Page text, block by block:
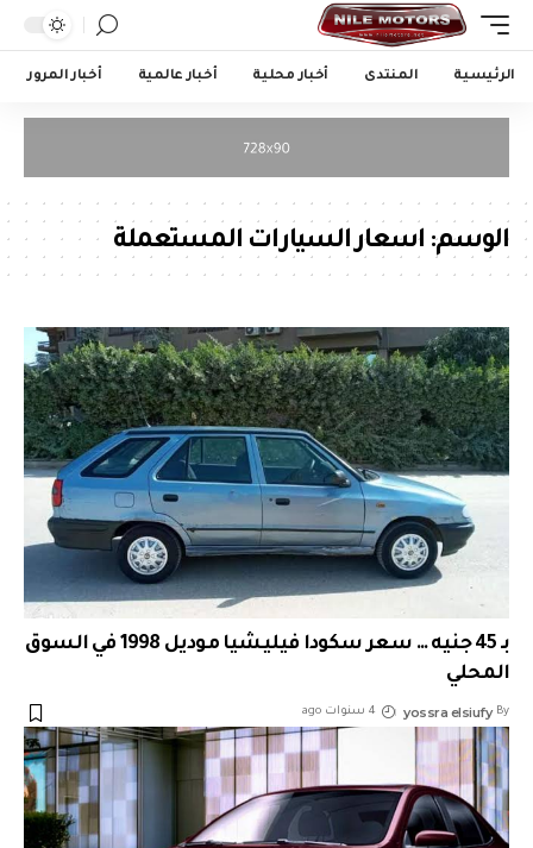
الرئيسية المنتدى أخبار محلية أخبار عالمية أخبار المرور
الوسم: اسعار السيارات المستعملة
بـ 45 جنيه … سعر سكودا فيليشيا موديل 1998 في السوق
المحلي
By
yossra elsiufy 4 سنوات ago